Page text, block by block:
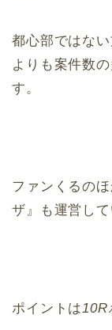
都心部ではな
よりも案件数
す。
ファンくるの
ザ』も運営して
ポイントは10R